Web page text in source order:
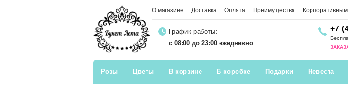
О магазине Доставка Оплата Преимущества
График работы:
с 08:00 до 23:00 ежедневно
+7
Розы Цветы В корзине В коробке Подарки Невеста